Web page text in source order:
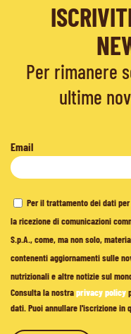
Per rimanere
ultime
Email
Per il trattamento dei dati
la ricezione di comunicazioni
S.p.A., come, ma non solo,
contenenti aggiornamenti sulle
nutrizionali e altre notizie sul
Consulta la nostraprivacy policy
dati. Puoi annullare l'iscrizione in